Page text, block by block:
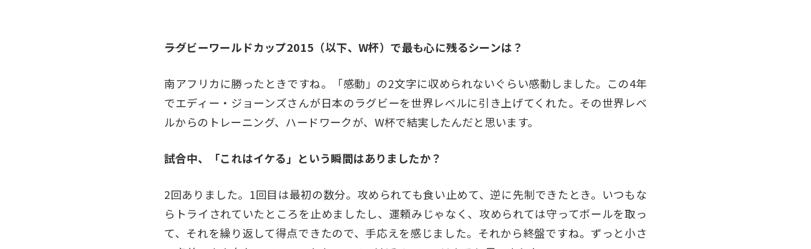
―ラグビーワールドカップ2015（以下、W杯）で最も心に残るシーンは？
南アフリカに勝ったときですね。「感動」の2文字に収められないぐらい感動しました。この4年
でエディー・ジョーンズさんが日本のラグビーを世界レベルに引き上げてくれた。その世界レベ
ルからのトレーニング、ハードワークが、W杯で結実したんだと思います。
――試合中、「これはイケる」という瞬間はありましたか？
2回ありました。1回目は最初の数分。攻められても食い止めて、逆に先制できたとき。いつもな
らトライされていたところを止めましたし、運頼みじゃなく、攻められては守ってボールを取っ
て、それを繰り返して得点できたので、手応えを感じました。それから終盤ですね。ずっと小さ